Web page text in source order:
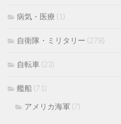
病気・医療 (1)
自衛隊・ミリタリー (278)
自転車 (23)
艦船 (71)
アメリカ海軍 (7)